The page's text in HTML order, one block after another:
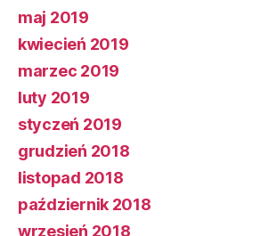
maj 2019
kwiecień 2019
marzec 2019
luty 2019
styczeń 2019
grudzień 2018
listopad 2018
październik 2018
wrzesień 2018